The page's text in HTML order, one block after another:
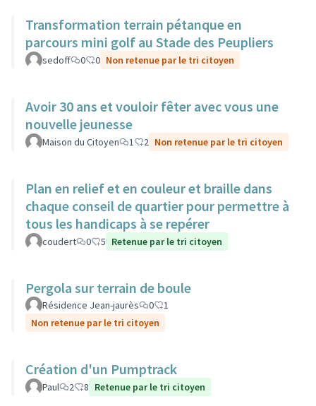
Transformation terrain pétanque en
parcours mini golf au Stade des Peupliers
sedoff 0 0 Non retenue par le tri citoyen
Avoir 30 ans et vouloir fêter avec vous une
nouvelle jeunesse
Maison du Citoyen 1 2 Non retenue par le tri citoyen
Plan en relief et en couleur et braille dans
chaque conseil de quartier pour permettre à
tous les handicaps à se repérer
coudert 0 5 Retenue par le tri citoyen
Pergola sur terrain de boule
Résidence Jean-jaurès 0
1
Non retenue par le tri citoyen
Création d'un Pumptrack
Paul 2 8 Retenue par le tri citoyen